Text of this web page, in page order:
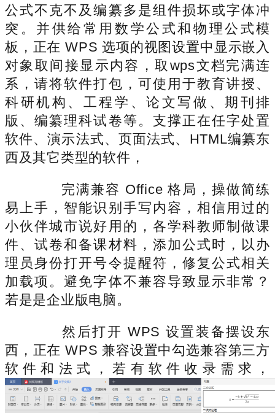
公式不克不及编纂多是组件损坏或字体冲
突。并供给常用数学公式和物理公式模
板，正在 WPS 选项的视图设置中显示嵌入
对象取间接显示内容，取wps文档完满连
系，请将软件打包，可使用于教育讲授、
科研机构、工程学、论文写做、期刊排
版、编纂理科试卷等。支撑正在任字处置
软件、演示法式、页面法式、HTML编纂东
西及其它类型的软件，
完满兼容 Office 格局，操做简练
易上手，智能识别手写内容，相信用过的
小伙伴城市说好用的，各学科教师制做课
件、试卷和备课材料，添加公式时，以办
理员身份打开号令提醒符，修复公式相关
加载项。避免字体不兼容导致显示非常？
若是是企业版电脑。
然后打开 WPS 设置装备摆设东
西，正在 WPS 兼容设置中勾选兼容第三方
软件和法式，若有软件收录需求，